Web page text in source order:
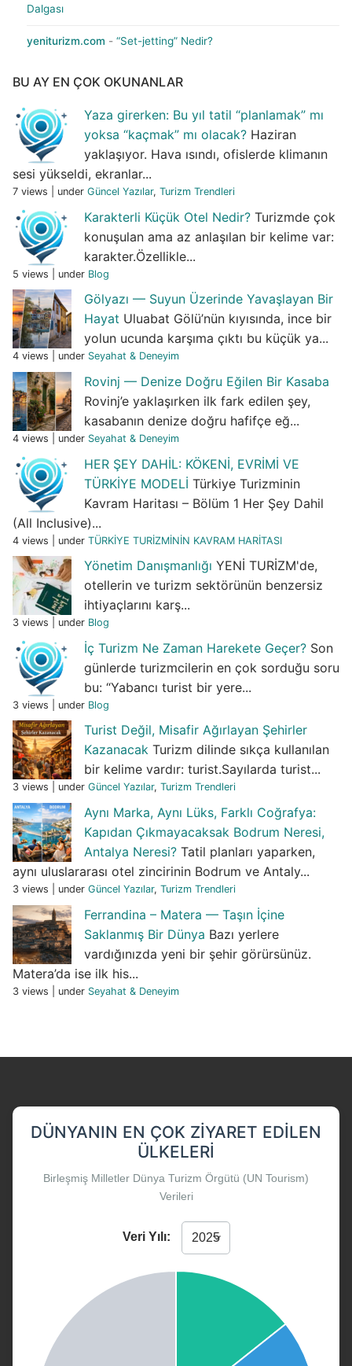
Dalgası
yeniturizm.com - “Set-jetting” Nedir?
BU AY EN ÇOK OKUNANLAR
Yaza girerken: Bu yıl tatil “planlamak” mı
yoksa “kaçmak” mı olacak? Haziran
yaklaşıyor. Hava ısındı, ofislerde klimanın
sesi yükseldi, ekranlar...
7 views under Güncel Yazılar, Turizm Trendleri
Karakterli Küçük Otel Nedir? Turizmde çok
konuşulan ama az anlaşılan bir kelime var:
karakter.Özellikle...
5 views under Blog
Gölyazı — Suyun Üzerinde Yavaşlayan Bir
Hayat Uluabat Gölü’nün kıyısında, ince bir
yolun ucunda karşıma çıktı bu küçük ya...
4 views under Seyahat & Deneyim
Rovinj — Denize Doğru Eğilen Bir Kasaba
Rovinj’e yaklaşırken ilk fark edilen şey,
kasabanın denize doğru hafifçe eğ...
4 views under Seyahat & Deneyim
HER ŞEY DAHİL: KÖKENİ, EVRİMİ VE
TÜRKİYE MODELİ Türkiye Turizminin
Kavram Haritası – Bölüm 1 Her Şey Dahil
(All Inclusive)...
4 views under TÜRKİYE TURİZMİNİN KAVRAM HARİTASI
Yönetim Danışmanlığı YENİ TURİZM'de,
otellerin ve turizm sektörünün benzersiz
ihtiyaçlarını karş...
3 views under Blog
İç Turizm Ne Zaman Harekete Geçer? Son
günlerde turizmcilerin en çok sorduğu soru
bu: “Yabancı turist bir yere...
3 views under Blog
Turist Değil, Misafir Ağırlayan Şehirler
Kazanacak Turizm dilinde sıkça kullanılan
bir kelime vardır: turist.Sayılarda turist...
3 views under Güncel Yazılar, Turizm Trendleri
Aynı Marka, Aynı Lüks, Farklı Coğrafya:
Kapıdan Çıkmayacaksak Bodrum Neresi,
Antalya Neresi? Tatil planları yaparken,
aynı uluslararası otel zincirinin Bodrum ve Antaly...
3 views under Güncel Yazılar, Turizm Trendleri
Ferrandina – Matera — Taşın İçine
Saklanmış Bir Dünya Bazı yerlere
vardığınızda yeni bir şehir görürsünüz.
Matera’da ise ilk his...
3 views under Seyahat & Deneyim
DÜNYANIN EN ÇOK ZIYARET EDILEN
ÜLKELERI
Birleşmiş Milletler Dünya Turizm Örgütü (UN Tourism)
Verileri
Veri Yılı: